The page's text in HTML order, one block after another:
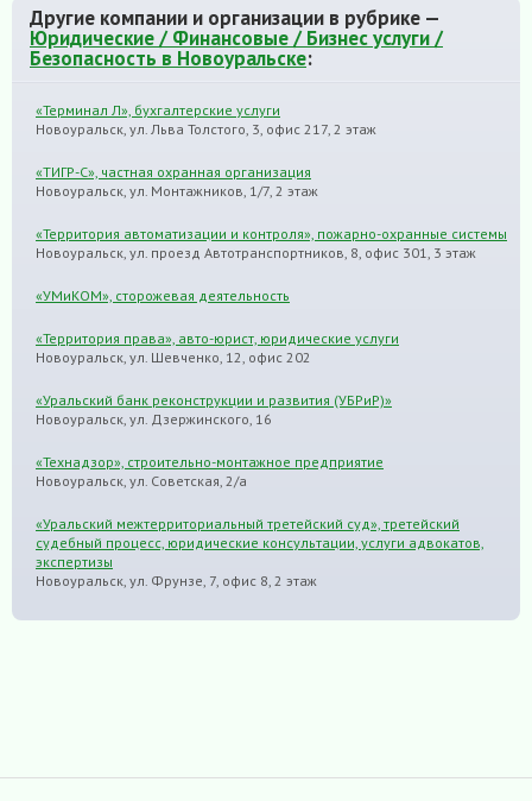
Другие компании и организации в рубрике —
Юридические / Финансовые / Бизнес услуги /
Безопасность в Новоуральске:
«Терминал Л», бухгалтерские услуги
Новоуральск, ул. Льва Толстого, 3, офис 217, 2 этаж
«ТИГР-С», частная охранная организация
Новоуральск, ул. Монтажников, 1/7, 2 этаж
«Территория автоматизации и контроля», пожарно-охранные системы
Новоуральск, ул. проезд Автотранспортников, 8, офис 301, 3 этаж
«УМиКОМ», сторожевая деятельность
«Территория права», авто-юрист, юридические услуги
Новоуральск, ул. Шевченко, 12, офис 202
«Уральский банк реконструкции и развития (УБРиР)»
Новоуральск, ул. Дзержинского, 16
«Технадзор», строительно-монтажное предприятие
Новоуральск, ул. Советская, 2/а
«Уральский межтерриториальный третейский суд», третейский
судебный процесс, юридические консультации, услуги адвокатов,
экспертизы
Новоуральск, ул. Фрунзе, 7, офис 8, 2 этаж